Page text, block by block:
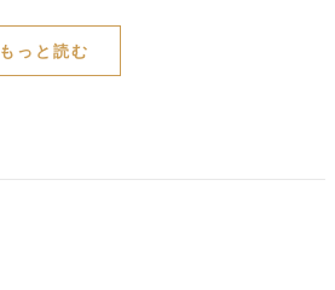
もっと読む